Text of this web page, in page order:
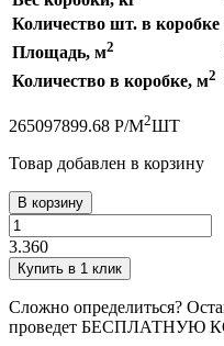
Количество шт. в коробке
Площадь, м2
Количество в коробке, м2
265097899.68 Р/М2ШТ
Товар добавлен в корзину
В корзину
3.360
Купить в 1 клик
Сложно определиться?
проведет БЕСПЛАТНУЮ